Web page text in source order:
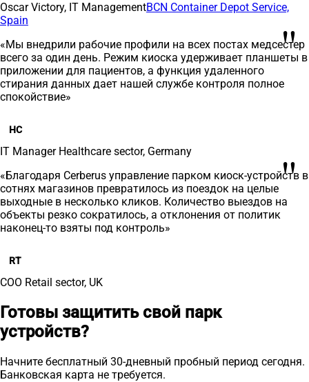
Oscar Victory, IT ManagementBCN Container Depot Service,
Spain
"
«Мы внедрили рабочие профили на всех постах медсестер
всего за один день. Режим киоска удерживает планшеты в
приложении для пациентов, а функция удаленного
стирания данных дает нашей службе контроля полное
спокойствие»
HC
IT ManagerHealthcare sector, Germany "
«Благодаря Cerberus управление парком киоск-устройств в
сотнях магазинов превратилось из поездок на целые
выходные в несколько кликов. Количество выездов на
объекты резко сократилось, а отклонения от политик
наконец-то взяты под контроль»
RT
COO Retail sector, UK
Готовы защитить свой парк
устройств?
Начните бесплатный 30-дневный пробный период сегодня.
Банковская карта не требуется.